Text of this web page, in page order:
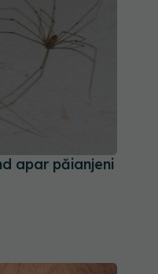
apar păianjeni